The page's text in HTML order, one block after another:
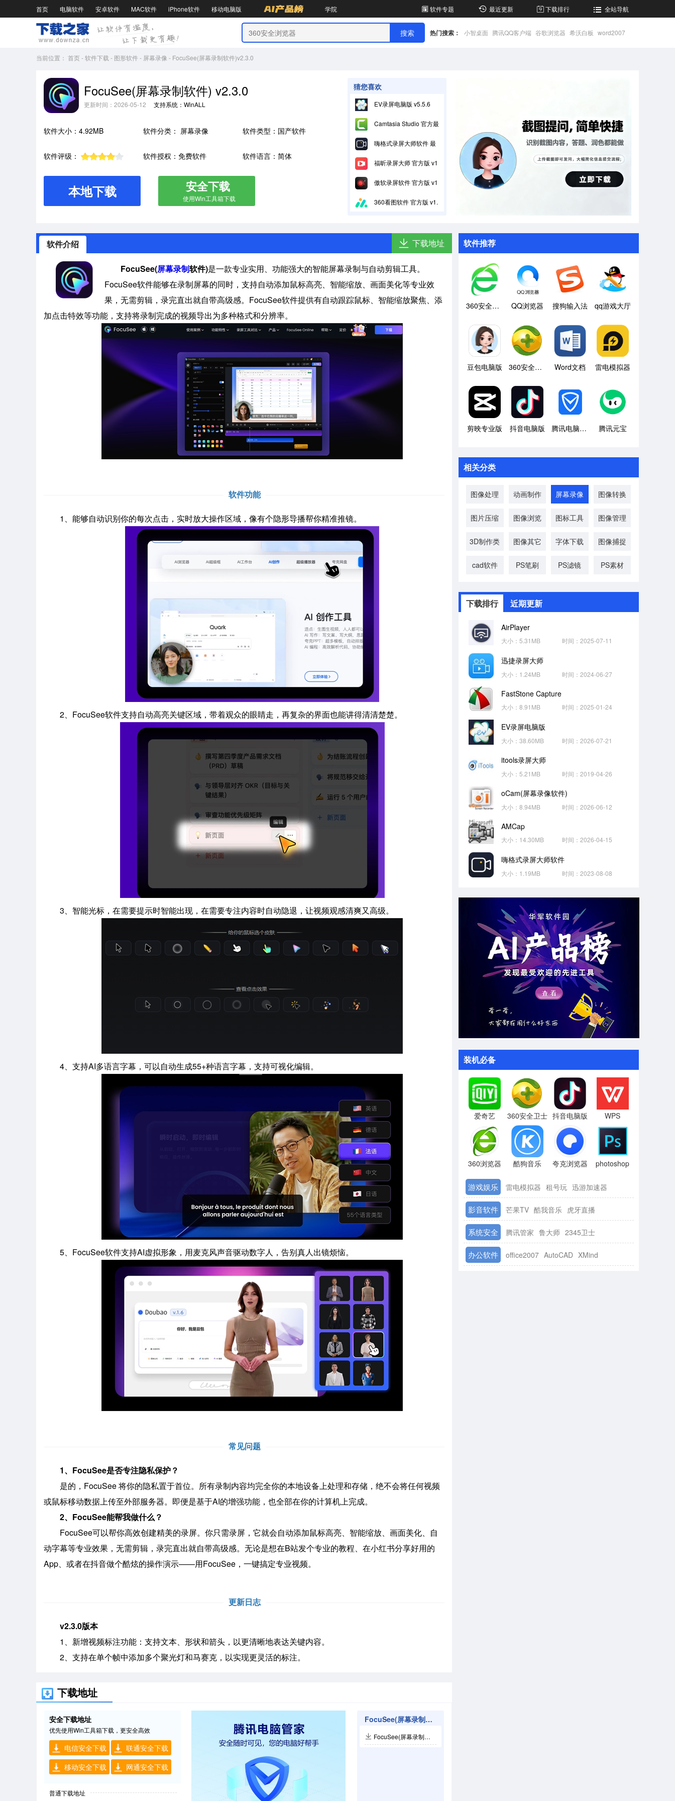
首页 电脑软件 安卓软件 MAC软件 iPhone软件 移动电脑版 学院 软件专题 最近更新 下载排行 全站导航
热门搜索： 小智桌面 腾讯QQ客户端 谷歌浏览器 希沃白板 word2007
当前位置： 首页-软件下载 - 图形软件- 屏幕录像 - FocuSee(屏幕录制软件)v2.3.0
FocuSee(屏幕录制软件) v2.3.0
更新时间：2026-05-12 支持系统：WinALL
软件大小：4.92MB 软件分类： 屏幕录像 软件类型：国产软件
软件评级： 软件授权：免费软件 软件语言：简体
本地下载 安全下载
使用Win工具箱下载
猜您喜欢
EV录屏电脑版 v5.5.6
Camtasia Studio 官方最新版 v2020.0.1
嗨格式录屏大师软件 最新官方版 v3.20.1014.244
福昕录屏大师 官方版 v1.0.1015.001
傲软录屏软件 官方版 v1.4.16.7
360看图软件 官方版 v1.0.1.1290
软件介绍 下载地址
FocuSee(屏幕录制软件)是一款专业实用、功能强大的智能屏幕录制与自动剪辑工具。
FocuSee软件能够在录制屏幕的同时，支持自动添加鼠标高亮、智能缩放、画面美化等专业效
果，无需剪辑，录完直出就自带高级感。FocuSee软件提供有自动跟踪鼠标、智能缩放聚焦、添
加点击特效等功能，支持将录制完成的视频导出为多种格式和分辨率。
软件功能
1、能够自动识别你的每次点击，实时放大操作区域，像有个隐形导播帮你精准推镜。
2、FocuSee软件支持自动高亮关键区域，带着观众的眼睛走，再复杂的界面也能讲得清清楚楚。
3、智能光标，在需要提示时智能出现，在需要专注内容时自动隐退，让视频观感清爽又高级。
4、支持AI多语言字幕，可以自动生成55+种语言字幕，支持可视化编辑。
5、FocuSee软件支持AI虚拟形象，用麦克风声音驱动数字人，告别真人出镜烦恼。
常见问题
1、FocuSee是否专注隐私保护？
是的，FocuSee 将你的隐私置于首位。所有录制内容均完全你的本地设备上处理和存储，绝不会将任何视频
或鼠标移动数据上传至外部服务器。即便是基于AI的增强功能，也全部在你的计算机上完成。
2、FocuSee能帮我做什么？
FocuSee可以帮你高效创建精美的录屏。你只需录屏，它就会自动添加鼠标高亮、智能缩放、画面美化、自
动字幕等专业效果，无需剪辑，录完直出就自带高级感。无论是想在B站发个专业的教程、在小红书分享好用的
App、或者在抖音做个酷炫的操作演示——用FocuSee，一键搞定专业视频。
更新日志
v2.3.0版本
1、新增视频标注功能：支持文本、形状和箭头，以更清晰地表达关键内容。
2、支持在单个帧中添加多个聚光灯和马赛克，以实现更灵活的标注。
下载地址
安全下载地址
优先使用Win工具箱下载，更安全高效
电信安全下载
联通安全下载
移动安全下载
网通安全下载
普通下载地址
FocuSee(屏幕录制相关软件
FocuSee(屏幕录制软件)v2.3.0
软件推荐
360安全浏览器 QQ浏览器 搜狗输入法 qq游戏大厅
豆包电脑版 360安全卫士 Word文档 雷电模拟器
剪映专业版 抖音电脑版 腾讯电脑管家 腾讯元宝
相关分类
图像处理 动画制作 屏幕录像 图像转换
图片压缩 图像浏览 图标工具 图像管理
3D制作类 图像其它 字体下载 图像捕捉
cad软件 PS笔刷 PS滤镜 PS素材
下载排行 近期更新
AirPlayer
大小：5.31MB 时间：2025-07-11
迅捷录屏大师
大小：1.24MB 时间：2024-06-27
FastStone Capture
大小：8.91MB 时间：2025-01-24
EV录屏电脑版
大小：38.60MB 时间：2026-07-21
itools录屏大师
大小：5.21MB 时间：2019-04-26
oCam(屏幕录像软件)
大小：8.94MB 时间：2026-06-12
AMCap
大小：14.30MB 时间：2026-04-15
嗨格式录屏大师软件
大小：1.19MB 时间：2023-08-08
装机必备
爱奇艺 360安全卫士 抖音电脑版 WPS
360浏览器 酷狗音乐 夸克浏览器 photoshop
游戏娱乐 雷电模拟器 租号玩 迅游加速器
影音软件 芒果TV 酷我音乐 虎牙直播
系统安全 腾讯管家 鲁大师 2345卫士
办公软件 office2007 AutoCAD XMind